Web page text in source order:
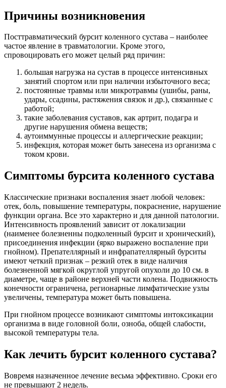
Причины возникновения
Посттравматический бурсит коленного сустава – наиболее
частое явление в травматологии. Кроме этого,
спровоцировать его может целый ряд причин:
большая нагрузка на сустав в процессе интенсивных
занятий спортом или при наличии избыточного веса;
постоянные травмы или микротравмы (ушибы, раны,
удары, ссадины, растяжения связок и др.), связанные с
работой;
такие заболевания суставов, как артрит, подагра и
другие нарушения обмена веществ;
аутоиммунные процессы и аллергические реакции;
инфекция, которая может быть занесена из организма с
током крови.
Симптомы бурсита коленного сустава
Классические признаки воспаления знает любой человек:
отек, боль, повышение температуры, покраснение, нарушение
функции органа. Все это характерно и для данной патологии.
Интенсивность проявлений зависит от локализации
(наименее болезненны подколенный бурсит и хронический),
присоединения инфекции (ярко выражено воспаление при
гнойном). Препателлярный и инфрапателлярный бурситы
имеют четкий признак – резкий отек в виде наличия
болезненной мягкой округлой упругой опухоли до 10 см. в
диаметре, чаще в районе верхней части колена. Подвижность
конечности ограничена, регионарные лимфатические узлы
увеличены, температура может быть повышена.
При гнойном процессе возникают симптомы интоксикации
организма в виде головной боли, озноба, общей слабости,
высокой температуры тела.
Как лечить бурсит коленного сустава?
Вовремя назначенное лечение весьма эффективно. Сроки его
не превышают 2 недель.